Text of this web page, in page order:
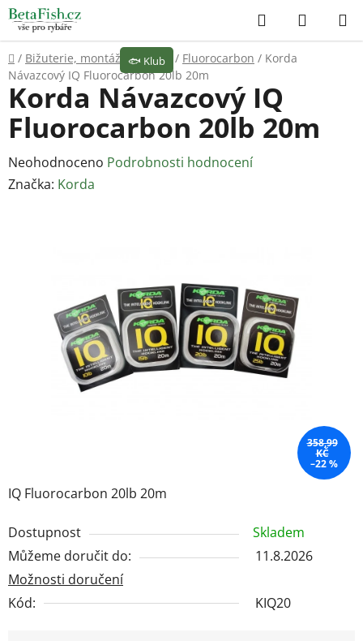
Přejít
na
obsah
Hledat
KOŠÍK
Domů
/ Bižuterie, montáže / Vlasce / Fluorocarbon / Korda
Návazcový IQ Fluorocarbon 20lb 20m
IQ Fluorocarbon 20lb 20m
Dostupnost
Skladem
Můžeme doručit do:
11.8.2026
Možnosti doručení
Kód:
KIQ20
Korda Návazcový IQ
Fluorocarbon 20lb 20m
Průměrné
hodnocení
hvězdiček.
Neohodnoceno Podrobnosti hodnocení
Značka: Korda
358,99
KČ
–22 %
🐟 Klub